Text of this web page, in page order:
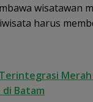
wisatawan
harus
Batam